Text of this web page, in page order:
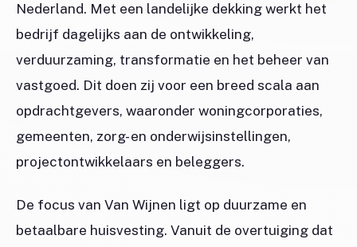
Nederland. Met een landelijke dekking werkt het
bedrijf dagelijks aan de ontwikkeling,
verduurzaming, transformatie en het beheer van
vastgoed. Dit doen zij voor een breed scala aan
opdrachtgevers, waaronder woningcorporaties,
gemeenten, zorg- en onderwijsinstellingen,
projectontwikkelaars en beleggers.
De focus van Van Wijnen ligt op duurzame en
betaalbare huisvesting. Vanuit de overtuiging dat